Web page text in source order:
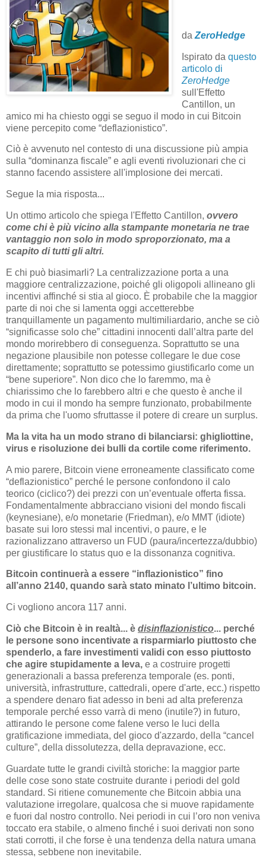
da ZeroHedge
Ispirato da questo
articolo di
ZeroHedge
sull'Effetto
Cantillon, un
amico mi ha chiesto oggi se seguo il modo in cui Bitcoin
viene percepito come “deflazionistico”.
Ciò è avvenuto nel contesto di una discussione più ampia
sulla “dominanza fiscale” e agli eventi rivoluzionari che ci
stanno facendo assistere all'implosione dei mercati.
Segue la mia risposta...
Un ottimo articolo che spiega l'Effetto Cantillon, ovvero
come chi è più vicino alla stampante monetaria ne trae
vantaggio non solo in modo sproporzionato, ma a
scapito di tutti gli altri.
E chi può biasimarli? La centralizzazione porta a una
maggiore centralizzazione, poiché gli oligopoli allineano gli
incentivi affinché si stia al gioco. È probabile che la maggior
parte di noi che si lamenta oggi accetterebbe
tranquillamente un pagamento multimiliardario, anche se ciò
“significasse solo che” cittadini innocenti dall’altra parte del
mondo morirebbero di conseguenza. Soprattutto se una
negazione plausibile non potesse collegare le due cose
direttamente; soprattutto se potessimo giustificarlo come un
“bene superiore”. Non dico che lo faremmo, ma è
chiarissimo che lo farebbero altri e che questo è anche il
modo in cui il mondo ha sempre funzionato, probabilmente
da prima che l'uomo sfruttasse il potere di creare un surplus.
Ma la vita ha un modo strano di bilanciarsi: ghigliottine,
virus e risoluzione dei bulli da cortile come riferimento.
A mio parere, Bitcoin viene erroneamente classificato come
“deflazionistico” perché le persone confondono il calo
teorico (ciclico?) dei prezzi con un’eventuale offerta fissa.
Fondamentalmente abbracciano visioni del mondo fiscali
(keynesiane), e/o monetarie (Friedman), e/o MMT (idiote)
basate sui loro stessi mal incentivi, o paure, e le
razionalizzano attraverso un FUD (paura/incertezza/dubbio)
per giustificare lo status quo e la dissonanza cognitiva.
Bitcoin continuerà a essere “inflazionistico” fino
all’anno 2140, quando sarà stato minato l’ultimo bitcoin.
Ci vogliono ancora 117 anni.
Ciò che Bitcoin è in realtà... è disinflazionistico... perché
le persone sono incentivate a risparmiarlo piuttosto che
spenderlo, a fare investimenti validi con esso piuttosto
che agire stupidamente a leva, e a costruire progetti
generazionali a bassa preferenza temporale (es. ponti,
università, infrastrutture, cattedrali, opere d'arte, ecc.) rispetto
a spendere denaro fiat adesso in beni ad alta preferenza
temporale perché esso varrà di meno (inutile?) in futuro,
attirando le persone come falene verso le luci della
gratificazione immediata, del gioco d'azzardo, della “cancel
culture”, della dissolutezza, della depravazione, ecc.
Guardate tutte le grandi civiltà storiche: la maggior parte
delle cose sono state costruite durante i periodi del gold
standard. Si ritiene comunemente che Bitcoin abbia una
valutazione irregolare, qualcosa che si muove rapidamente
e fuori dal nostro controllo. Nei periodi in cui l’oro non veniva
toccato era stabile, o almeno finché i suoi derivati ​​non sono
stati corrotti, il che forse è una tendenza della natura umana
stessa, sebbene non inevitabile.